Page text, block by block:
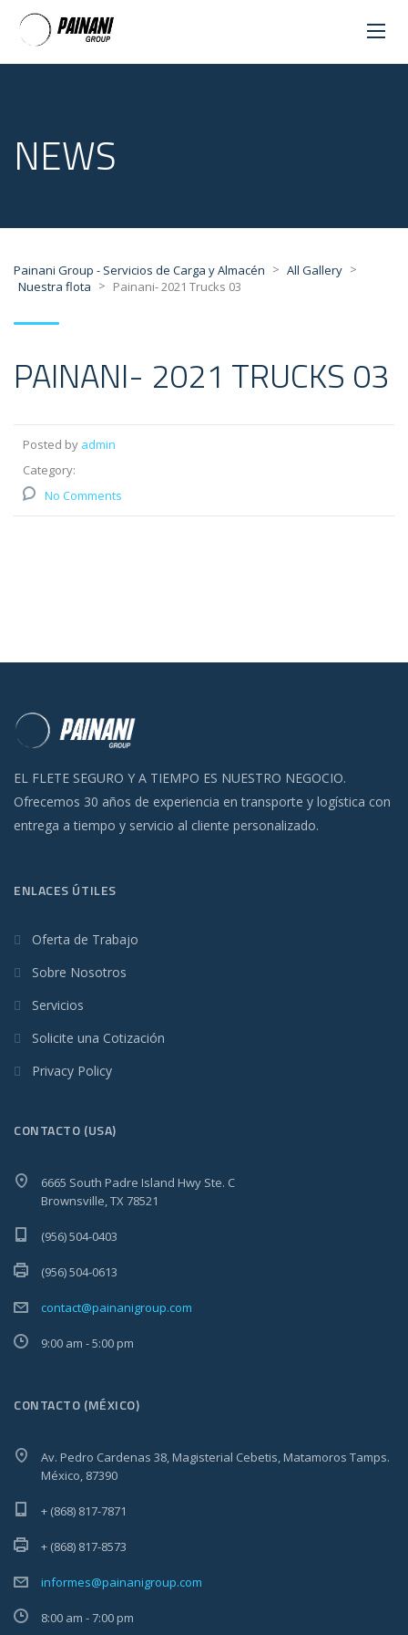
NEWS
Painani Group - Servicios de Carga y Almacén > All Gallery >
Nuestra flota > Painani- 2021 Trucks 03
PAINANI- 2021 TRUCKS 03
Posted by admin
Category:
No Comments
EL FLETE SEGURO Y A TIEMPO ES NUESTRO NEGOCIO.
Ofrecemos 30 años de experiencia en transporte y logística con
entrega a tiempo y servicio al cliente personalizado.
ENLACES ÚTILES
Oferta de Trabajo
Sobre Nosotros
Servicios
Solicite una Cotización
Privacy Policy
CONTACTO (USA)
6665 South Padre Island Hwy Ste. C
Brownsville, TX 78521
(956) 504-0403
(956) 504-0613
contact@painanigroup.com
9:00 am - 5:00 pm
CONTACTO (MÉXICO)
Av. Pedro Cardenas 38, Magisterial Cebetis, Matamoros Tamps.
México, 87390
+ (868) 817-7871
+ (868) 817-8573
informes@painanigroup.com
8:00 am - 7:00 pm